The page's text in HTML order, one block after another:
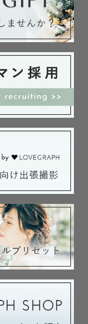
写真もお任せく
ます。
今この瞬間だけ
成長記録を残し
マの子育ての活
ティー、ペット